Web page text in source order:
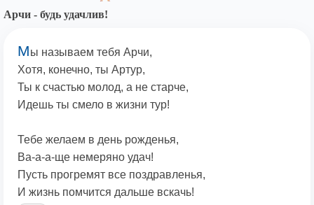
Арчи - будь удачлив!
Мы называем тебя Арчи,
Хотя, конечно, ты Артур,
Ты к счастью молод, а не старче,
Идешь ты смело в жизни тур!
Тебе желаем в день рожденья,
Ва-а-а-ще немеряно удач!
Пусть прогремят все поздравленья,
И жизнь помчится дальше вскачь!